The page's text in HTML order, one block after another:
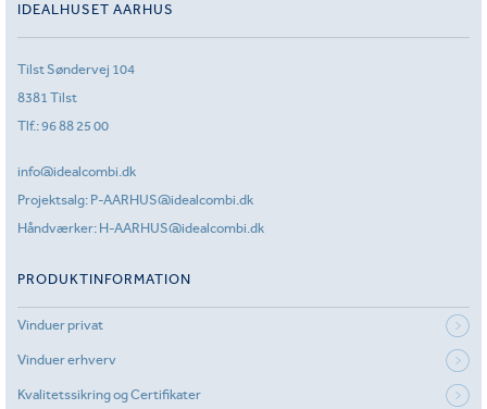
IDEALHUSET AARHUS
Tilst Søndervej 104
8381 Tilst
Tlf.:96 88 25 00
info@idealcombi.dk
Projektsalg: P-AARHUS@idealcombi.dk
Håndværker: H-AARHUS@idealcombi.dk
PRODUKTINFORMATION
Vinduer privat
Vinduer erhverv
Kvalitetssikring og Certifikater